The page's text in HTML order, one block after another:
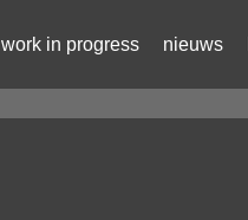
nieuws
work in progress